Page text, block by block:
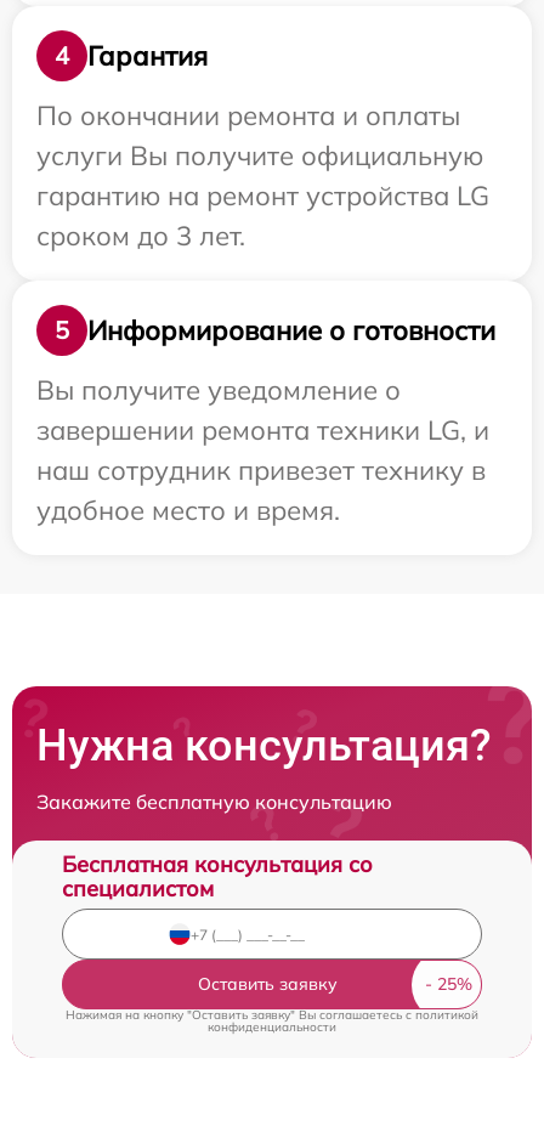
4
Гарантия
По окончании ремонта и оплаты
услуги Вы получите официальную
гарантию на ремонт устройства LG
сроком до 3 лет.
5
Информирование о готовности
Вы получите уведомление о
завершении ремонта техники LG, и
наш сотрудник привезет технику в
удобное место и время.
Нужна консультация?
Закажите бесплатную консультацию
Бесплатная консультация со
специалистом
Оставить заявку
Нажимая на кнопку "Оставить заявку" Вы соглашаетесь cполитикой
конфиденциальности